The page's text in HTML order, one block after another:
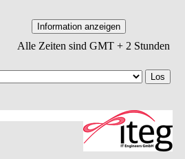
Alle Zeiten sind GMT + 2 Stunden